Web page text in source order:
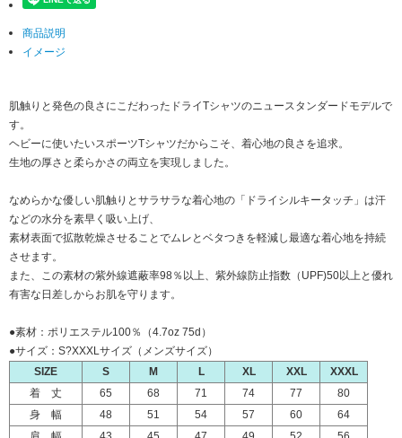
商品説明
イメージ
肌触りと発色の良さにこだわったドライTシャツのニュースタンダードモデルで
す。
ヘビーに使いたいスポーツTシャツだからこそ、着心地の良さを追求。
生地の厚さと柔らかさの両立を実現しました。
なめらかな優しい肌触りとサラサラな着心地の「ドライシルキータッチ」は汗
などの水分を素早く吸い上げ、
素材表面で拡散乾燥させることでムレとベタつきを軽減し最適な着心地を持続
させます。
また、この素材の紫外線遮蔽率98％以上、紫外線防止指数（UPF)50以上と優れ
有害な日差しからお肌を守ります。
●素材：ポリエステル100％（4.7oz 75d）
●サイズ：S?XXXLサイズ（メンズサイズ）
SIZE
S M L XL XXL
XXXL
着 丈
65 68 71 74 77
80
身 幅
48 51 54 57 60
64